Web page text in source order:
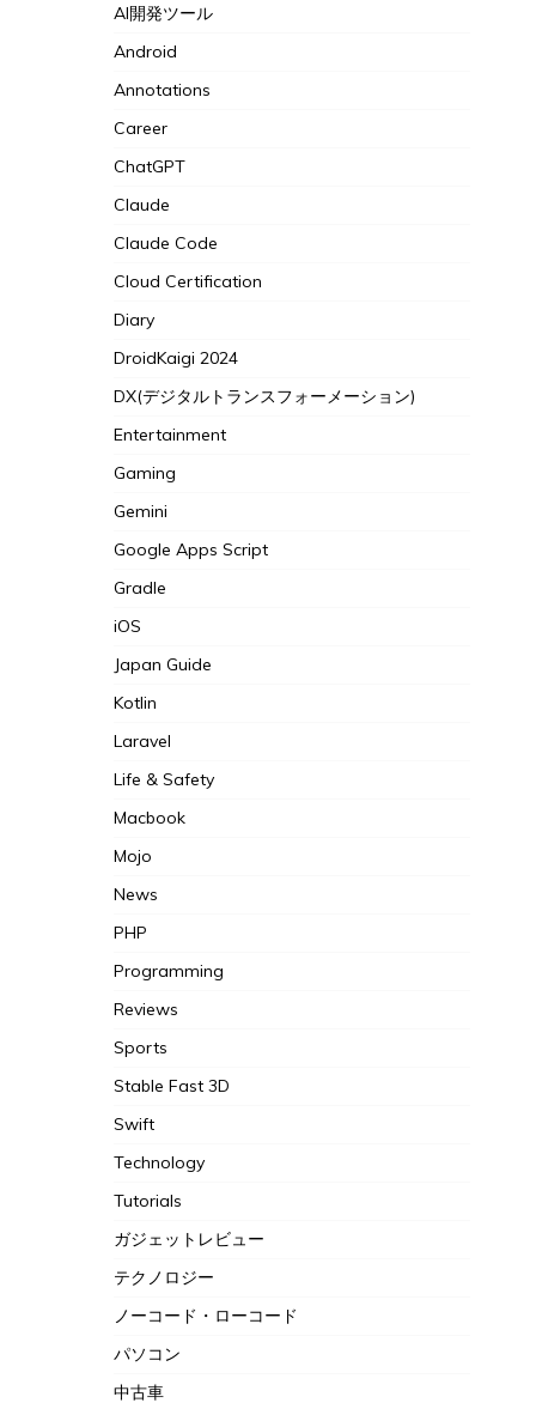
AI開発ツール
Android
Annotations
Career
ChatGPT
Claude
Claude Code
Cloud Certification
Diary
DroidKaigi 2024
DX(デジタルトランスフォーメーション)
Entertainment
Gaming
Gemini
Google Apps Script
Gradle
iOS
Japan Guide
Kotlin
Laravel
Life & Safety
Macbook
Mojo
News
PHP
Programming
Reviews
Sports
Stable Fast 3D
Swift
Technology
Tutorials
ガジェットレビュー
テクノロジー
ノーコード・ローコード
パソコン
中古車